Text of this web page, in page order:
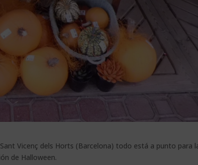
Vicenç dels Horts (Barcelona) todo está a punto para
de Halloween.